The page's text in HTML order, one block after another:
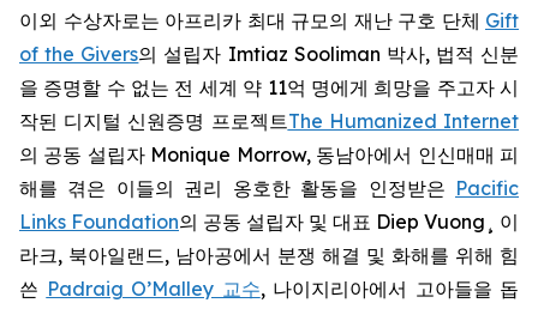
이외 수상자로는 아프리카 최대 규모의 재난 구호 단체 Gift
of the Givers의 설립자 Imtiaz Sooliman 박사, 법적 신분
을 증명할 수 없는 전 세계 약 11억 명에게 희망을 주고자 시
작된 디지털 신원증명 프로젝트The Humanized Internet
의 공동 설립자 Monique Morrow, 동남아에서 인신매매 피
해를 겪은 이들의 권리 옹호한 활동을 인정받은 Pacific
Links Foundation의 공동 설립자 및 대표 Diep Vuong¸ 이
라크, 북아일랜드, 남아공에서 분쟁 해결 및 화해를 위해 힘
쓴 Padraig O’Malley 교수, 나이지리아에서 고아들을 돕